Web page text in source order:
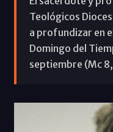
Teológicos
a profundizar en
Domingo del
septiembre (Mc